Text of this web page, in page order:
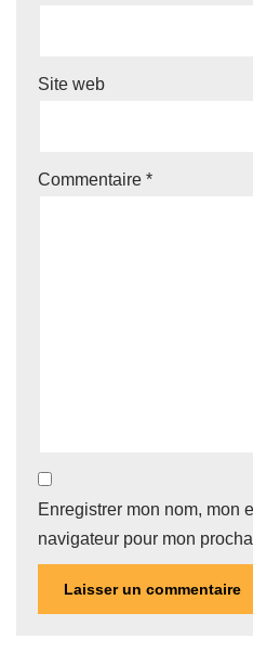
Site web
Commentaire *
Enregistrer mon nom, mon
navigateur pour mon